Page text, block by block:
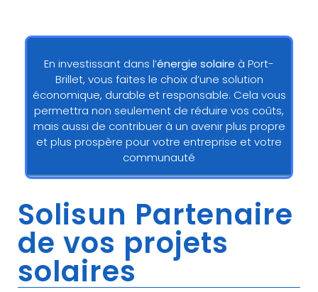
En investissant dans l’énergie solaire à Port-
Brillet, vous faites le choix d’une solution
économique, durable et responsable. Cela vous
permettra non seulement de réduire vos coûts,
mais aussi de contribuer à un avenir plus propre
et plus prospère pour votre entreprise et votre
communauté
Solisun Partenaire
de vos projets
solaires